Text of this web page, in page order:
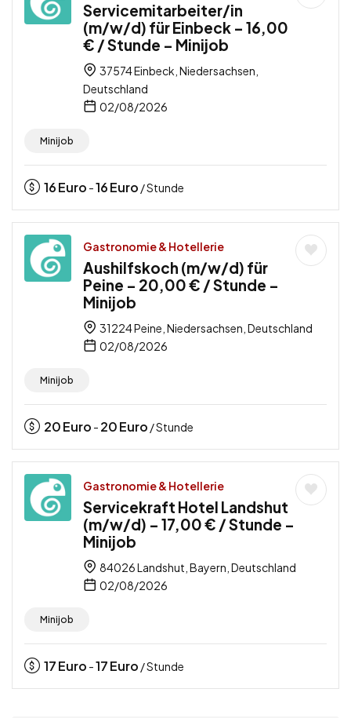
Servicemitarbeiter/in
(m/w/d) für Einbeck – 16,00
€ / Stunde – Minijob
37574 Einbeck, Niedersachsen,
Deutschland
02/08/2026
Minijob
16Euro -16Euro / Stunde
Gastronomie & Hotellerie
Aushilfskoch (m/w/d) für
Peine – 20,00 € / Stunde –
Minijob
31224 Peine, Niedersachsen, Deutschland
02/08/2026
Minijob
20Euro - 20Euro / Stunde
Gastronomie & Hotellerie
Servicekraft Hotel Landshut
(m/w/d) – 17,00 € / Stunde –
Minijob
84026 Landshut, Bayern, Deutschland
02/08/2026
Minijob
17Euro -17Euro / Stunde